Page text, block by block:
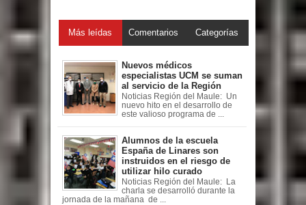
Más leídas Comentarios Categorías
Nuevos médicos
especialistas UCM se suman
al servicio de la Región
Noticias Región del Maule: Un
nuevo hito en el desarrollo de
este valioso programa de ...
Alumnos de la escuela
España de Linares son
instruidos en el riesgo de
utilizar hilo curado
Noticias Región del Maule: La
charla se desarrolló durante la
jornada de la mañana de ...